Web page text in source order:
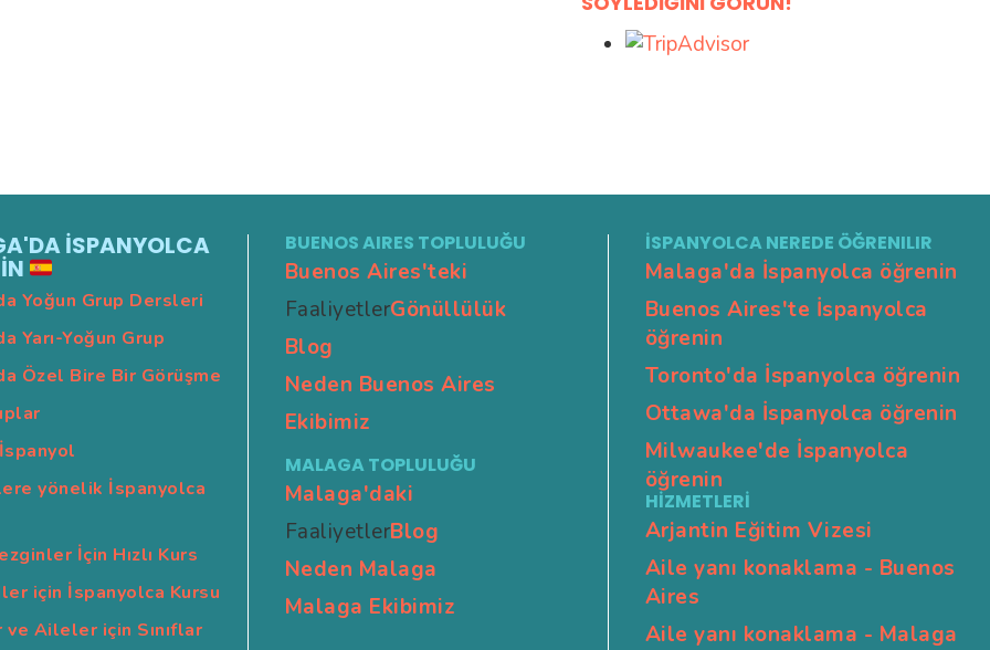
İSPANYOLCA
Yoğun Grup Dersleri
Yarı-Yoğun Grup
Özel Bire Bir Görüşme
yönelik İspanyolca
İçin Hızlı Kurs
için İspanyolca Kursu
ve Aileler için Sınıflar
BUENOS AIRES TOPLULUĞU
Buenos Aires'teki
FaaliyetlerGönüllülük
Blog
Neden Buenos Aires
Ekibimiz
MALAGA TOPLULUĞU
Malaga'daki
FaaliyetlerBlog
Neden Malaga
Malaga Ekibimiz
İSPANYOLCA NEREDE ÖĞRENILIR
Malaga'da İspanyolca öğrenin
Buenos Aires'te İspanyolca
öğrenin
Toronto'da İspanyolca öğrenin
Ottawa'da İspanyolca öğrenin
Milwaukee'de İspanyolca
öğrenin
HİZMETLERİ
Arjantin Eğitim Vizesi
Aile yanı konaklama - Buenos
Aires
Aile yanı konaklama - Malaga